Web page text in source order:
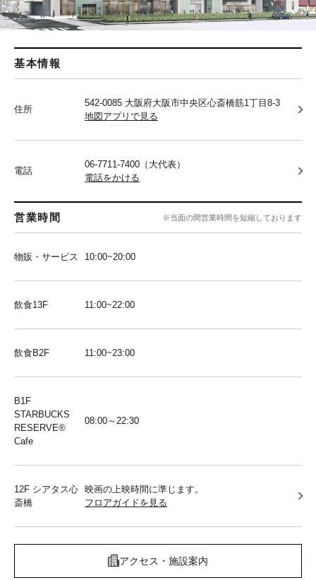
基本情報
住所
542-0085 大阪府大阪市中央区心斎橋筋1丁目8-3
地図アプリで見る
電話
06-7711-7400（大代表）
電話をかける
営業時間 ※当面の間営業時間を短縮しております
物販・サービス 10:00~20:00
飲食13F 11:00~22:00
飲食B2F 11:00~23:00
B1F
STARBUCKS
RESERVE®︎
Cafe
08:00～22:30
12F シアタス心
斎橋
映画の上映時間に準じます。
フロアガイドを見る
アクセス・施設案内